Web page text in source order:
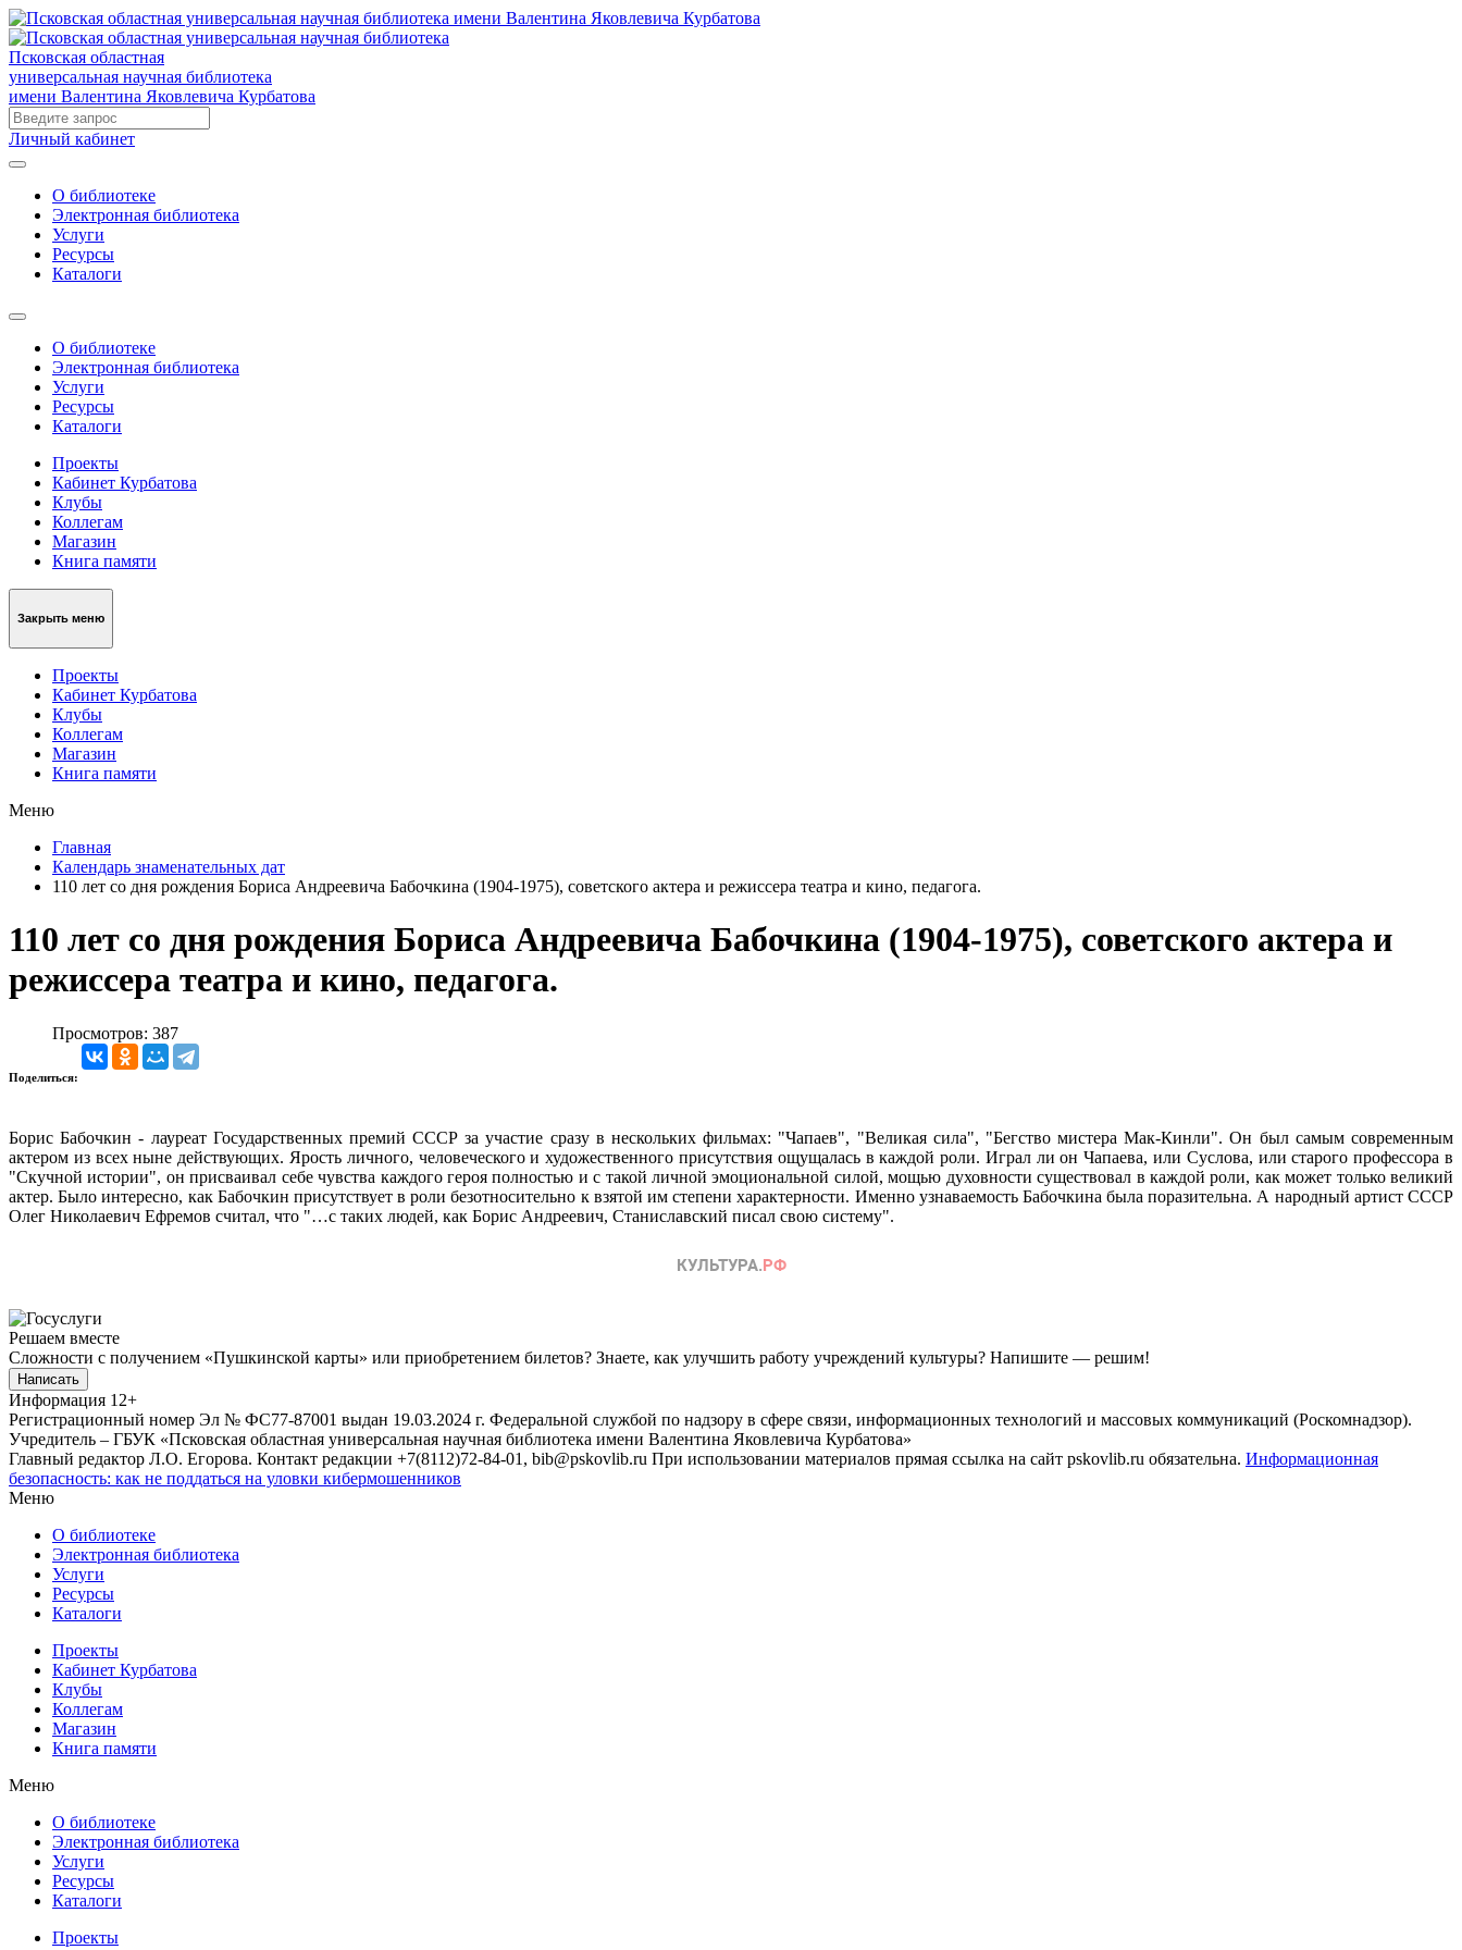
Псковская областная
универсальная научная библиотека
имени Валентина Яковлевича Курбатова
Личный кабинет
О библиотеке
Электронная библиотека
Услуги
Ресурсы
Каталоги
О библиотеке
Электронная библиотека
Услуги
Ресурсы
Каталоги
Проекты
Кабинет Курбатова
Клубы
Коллегам
Магазин
Книга памяти
Закрыть меню
Проекты
Кабинет Курбатова
Клубы
Коллегам
Магазин
Книга памяти
Меню
Главная
Календарь знаменательных дат
110 лет со дня рождения Бориса Андреевича Бабочкина (1904-1975), советского актера и режиссера театра и кино, педагога.
110 лет со дня рождения Бориса Андреевича Бабочкина (1904-1975), советского актера и
режиссера театра и кино, педагога.
Просмотров: 387
Поделиться:
Борис Бабочкин - лауреат Государственных премий СССР за участие сразу в нескольких фильмах: "Чапаев", "Великая сила", "Бегство мистера Мак-Кинли". Он был самым современным
актером из всех ныне действующих. Ярость личного, человеческого и художественного присутствия ощущалась в каждой роли. Играл ли он Чапаева, или Суслова, или старого профессора в
"Скучной истории", он присваивал себе чувства каждого героя полностью и с такой личной эмоциональной силой, мощью духовности существовал в каждой роли, как может только великий
актер. Было интересно, как Бабочкин присутствует в роли безотносительно к взятой им степени характерности. Именно узнаваемость Бабочкина была поразительна. А народный артист СССР
Олег Николаевич Ефремов считал, что "…с таких людей, как Борис Андреевич, Станиславский писал свою систему".
Решаем вместе
Сложности с получением «Пушкинской карты» или приобретением билетов? Знаете, как улучшить работу учреждений культуры? Напишите — решим!
Написать
Информация 12+
Регистрационный номер Эл № ФС77-87001 выдан 19.03.2024 г. Федеральной службой по надзору в сфере связи, информационных технологий и массовых коммуникаций (Роскомнадзор).
Учредитель – ГБУК «Псковская областная универсальная научная библиотека имени Валентина Яковлевича Курбатова»
Главный редактор Л.О. Егорова. Контакт редакции +7(8112)72-84-01, bib@pskovlib.ru При использовании материалов прямая ссылка на сайт pskovlib.ru обязательна. Информационная
безопасность: как не поддаться на уловки кибермошенников
Меню
О библиотеке
Электронная библиотека
Услуги
Ресурсы
Каталоги
Проекты
Кабинет Курбатова
Клубы
Коллегам
Магазин
Книга памяти
Меню
О библиотеке
Электронная библиотека
Услуги
Ресурсы
Каталоги
Проекты